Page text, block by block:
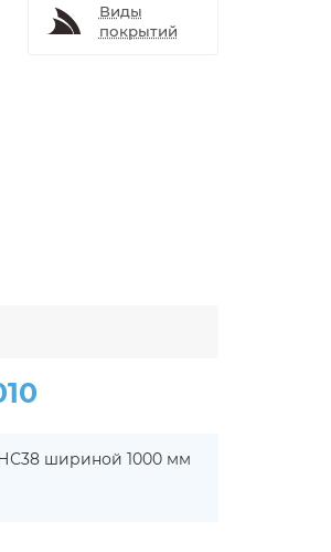
Виды
покрытий
шириной 1000 мм